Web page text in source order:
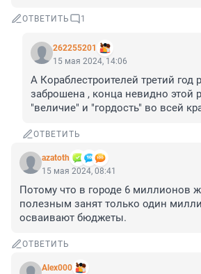
ОТВЕТИТЬ 1
262255201
15 мая 2024, 14:06
А Кораблестроителей третий год
заброшена , конца невидно этой
"величие" и "гордость" во всей
ОТВЕТИТЬ
azatoth
15 мая 2024, 08:41
Потому что в городе 6 миллионов
полезным занят только один
осваивают бюджеты.
ОТВЕТИТЬ
Alex000